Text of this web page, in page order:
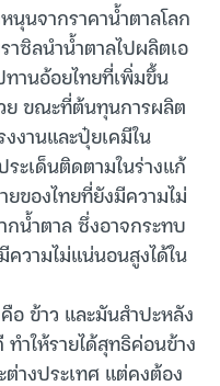
นุนจากราคาน้ำตาลโลก
ซิลนำน้ำตาลไปผลิตเอ
านอ้อยไทยที่เพิ่มขึ้น
ย ขณะที่ต้นทุนการผลิต
งานและปุ๋ยเคมีใน
ะเด็นติดตามในร่างแก้
ของไทยที่ยังมีความไม่
กน้ำตาล ซึ่งอาจกระทบ
วามไม่แน่นอนสูงได้ใน
ข้าว และมันสำปะหลัง
ำให้รายได้สุทธิค่อนข้าง
างประเทศ แต่คงต้อง